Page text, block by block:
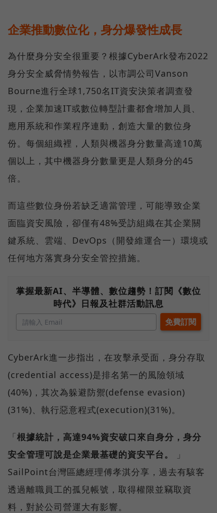
企業推動數位化，身分爆發性成長
為什麼身分安全很重要？根據CyberArk發布2022
身分安全威脅情勢報告，以市調公司Vanson
Bourne進行全球1,750名IT資安決策者調查發
現，企業加速IT或數位轉型計畫都會增加人員、
應用系統和作業程序連動，創造大量的數位身
份。每個組織裡，人類與機器身分數量高達10萬
個以上，其中機器身分數量更是人類身分的45
倍。
而這些數位身份若缺乏適當管理，可能導致企業
面臨資安風險，卻僅有48%受訪組織在其企業關
鍵系統、雲端、DevOps（開發維運合一）環境或
任何地方落實身分安全管控措施。
掌握最新AI、半導體、數位趨勢！訂閱《數位
時代》日報及社群活動訊息
CyberArk進一步指出，在攻擊承受面，身分存取
(credential access)是排名第一的風險領域
(40%)，其次為躲避防禦(defense evasion)
(31%)、執行惡意程式(execution)(31%)。
「根據統計，高達94%資安破口來自身分，身分
安全管理可說是企業最基礎的資安平台。
」
SailPoint台灣區總經理傅孝淇分享，過去有駭客
透過離職員工的孤兒帳號，取得權限並竊取資
料，對於公司營運大有影響。